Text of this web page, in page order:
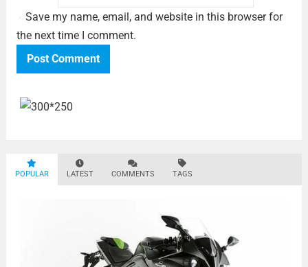
Save my name, email, and website in this browser for
the next time I comment.
POPULAR LATEST COMMENTS TAGS